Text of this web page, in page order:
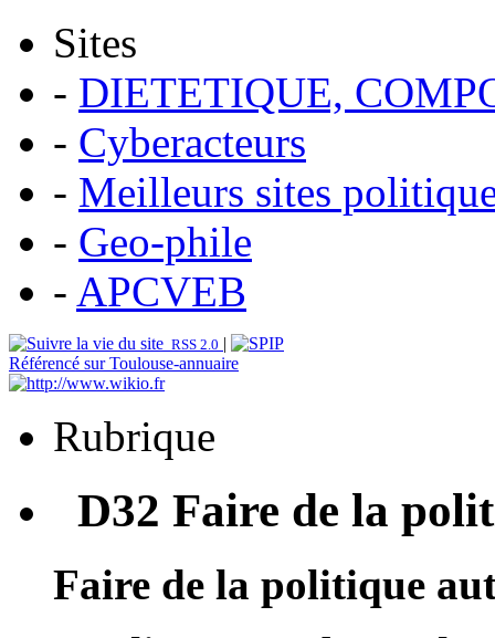
Sites
- DIETETIQUE,
- Cyberacteurs
- Meilleurs sites
- Geo-phile
- APCVEB
RSS 2.0 |
Référencé sur Toulouse-annuaire
Rubrique
D32 Faire de la
Faire de la politique